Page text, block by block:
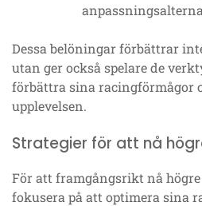
Dessa belöningar förbättrar
utan ger också spelare de
förbättra sina racingförmågor
upplevelsen.
Strategier för att nå
För att framgångsrikt nå
fokusera på att optimera sina